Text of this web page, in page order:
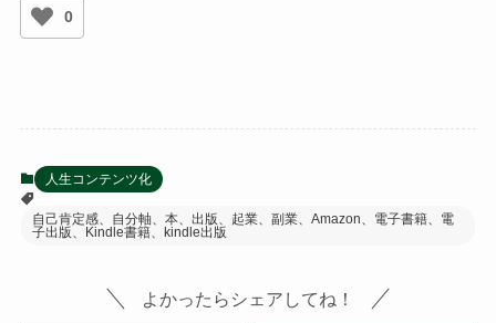
0
人生コンテンツ化
自己肯定感、自分軸、本、出版、起業、副業、Amazon、電子書籍、電
子出版、Kindle書籍、kindle出版
よかったらシェアしてね！